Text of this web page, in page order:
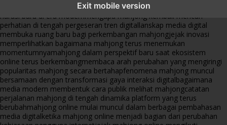
Exit mobile version
dari komunitas hingga platform mahjong membangun
narasi baru di era modernmengapa mahjong kembali mencuri
perhatian di tengah pergeseran tren digitallanskap media digital
membuka ruang baru bagi perkembangan mahjongjejak inovasi
memperlihatkan bagaimana mahjong terus menemukan
momentumnyamahjong dalam perspektif baru saat ekosistem
online terus berkembangmembaca arah perubahan yang mengiringi
popularitas mahjong secara bertahapfenomena mahjong muncul
bersamaan dengan transformasi gaya interaksi digitalbagaimana
media modern membentuk cara publik melihat mahjongcatatan
perjalanan mahjong di tengah dinamika platform yang terus
berubahmahjong online mulai muncul dalam berbagai pembahasan
media digitalketika mahjong online menjadi bagian dari perubahan